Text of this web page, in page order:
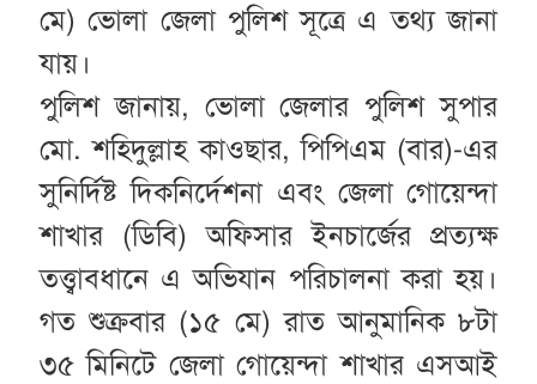
মে) ভোলা জেলা পুলিশ সূত্রে এ তথ্য জানা
যায়।
পুলিশ জানায়, ভোলা জেলার পুলিশ সুপার
মো. শহিদুল্লাহ কাওছার, পিপিএম (বার)-এর
সুনির্দিষ্ট দিকনির্দেশনা এবং জেলা গোয়েন্দা
শাখার (ডিবি) অফিসার ইনচার্জের প্রত্যক্ষ
তত্ত্বাবধানে এ অভিযান পরিচালনা করা হয়।
গত শুক্রবার (১৫ মে) রাত আনুমানিক ৮টা
৩৫ মিনিটে জেলা গোয়েন্দা শাখার এসআই